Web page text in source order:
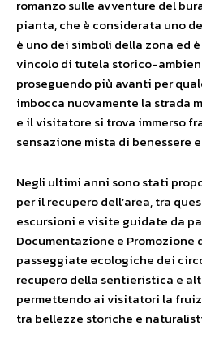
romanzo sulle avventure del
pianta, che è considerata uno
è uno dei simboli della zona ed
vincolo di tutela storico-
proseguendo più avanti per
imbocca nuovamente la strada
e il visitatore si trova immerso
sensazione mista di benessere
Negli ultimi anni sono stati
per il recupero dell’area, tra
escursioni e visite guidate da
Documentazione e Promozione
passeggiate ecologiche dei
recupero della sentieristica e
permettendo ai visitatori la
tra bellezze storiche e